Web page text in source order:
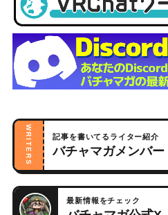
WRITERS 記事を書いてるライター紹介
バチャマガメンバー
最新情報をチェック